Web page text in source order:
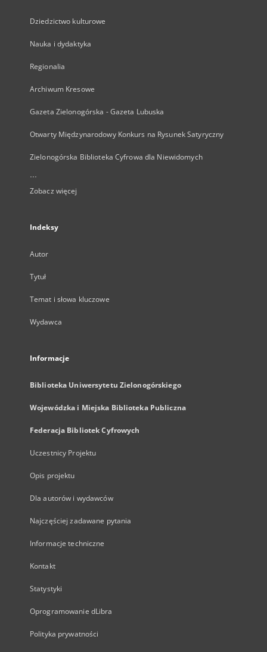
Dziedzictwo kulturowe
Nauka i dydaktyka
Regionalia
Archiwum Kresowe
Gazeta Zielonogórska - Gazeta Lubuska
Otwarty Międzynarodowy Konkurs na Rysunek Satyryczny
Zielonogórska Biblioteka Cyfrowa dla Niewidomych
...
Zobacz więcej
Indeksy
Autor
Tytuł
Temat i słowa kluczowe
Wydawca
Informacje
Biblioteka Uniwersytetu Zielonogórskiego
Wojewódzka i Miejska Biblioteka Publiczna
Federacja Bibliotek Cyfrowych
Uczestnicy Projektu
Opis projektu
Dla autorów i wydawców
Najczęściej zadawane pytania
Informacje techniczne
Kontakt
Statystyki
Oprogramowanie dLibra
Polityka prywatności